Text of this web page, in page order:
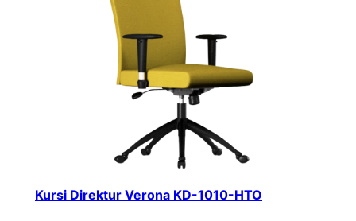
Kursi Direktur Verona KD-1010-HTO